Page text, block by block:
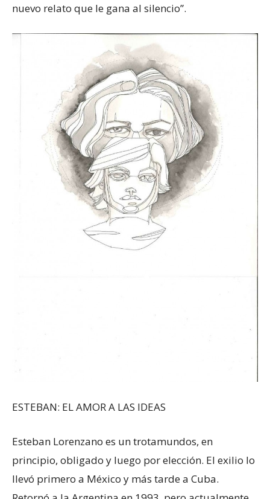
nuevo relato que le gana al silencio”.
ESTEBAN: EL AMOR A LAS IDEAS
Esteban Lorenzano es un trotamundos, en
principio, obligado y luego por elección. El exilio lo
llevó primero a México y más tarde a Cuba.